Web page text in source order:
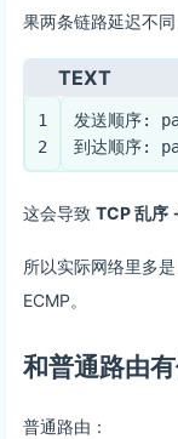
果两条链路延迟不同
TEXT
1
2
发送顺序:
到达顺序:
这会导致 TCP 乱序
所以实际网络里多是
ECMP。
和普通路由
普通路由：